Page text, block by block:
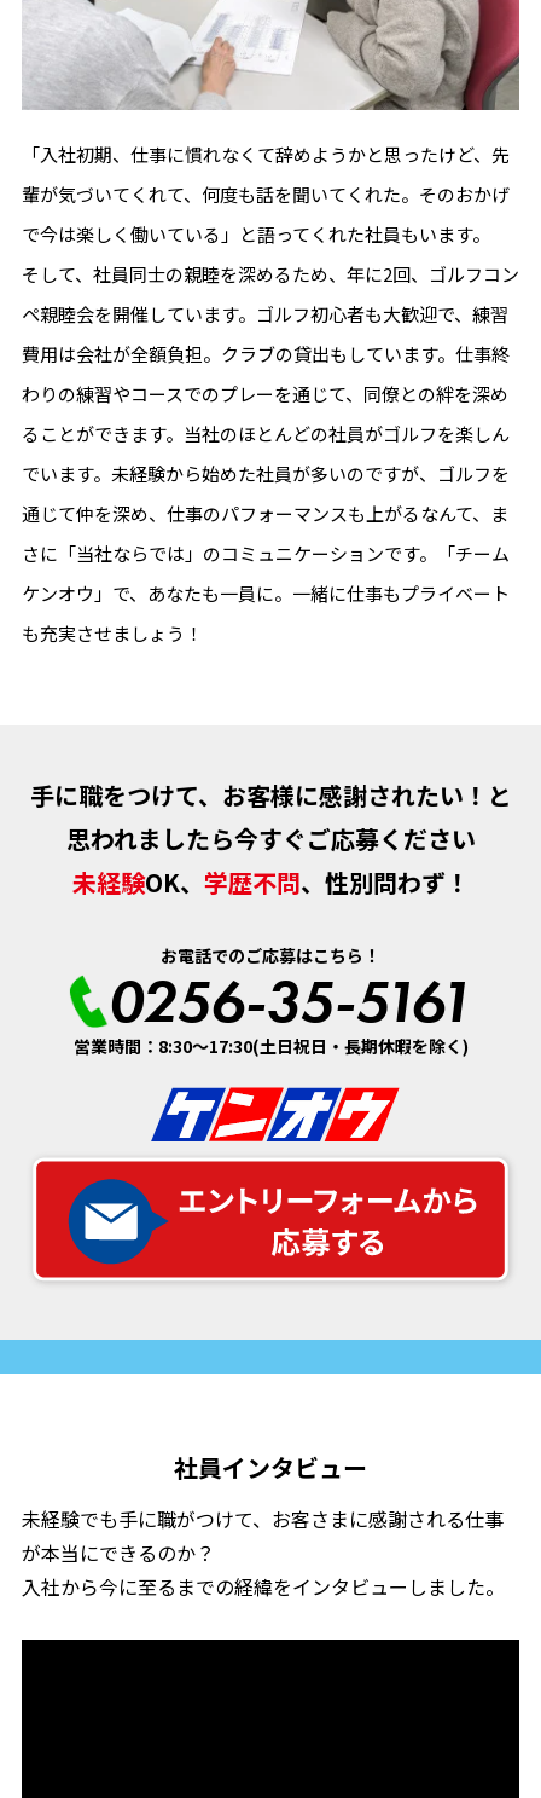
「入社初期、仕事に慣れなくて辞めようかと思ったけど、先
輩が気づいてくれて、何度も話を聞いてくれた。そのおかげ
で今は楽しく働いている」と語ってくれた社員もいます。
そして、社員同士の親睦を深めるため、年に2回、ゴルフコン
ペ親睦会を開催しています。ゴルフ初心者も大歓迎で、練習
費用は会社が全額負担。クラブの貸出もしています。仕事終
わりの練習やコースでのプレーを通じて、同僚との絆を深め
ることができます。当社のほとんどの社員がゴルフを楽しん
でいます。未経験から始めた社員が多いのですが、ゴルフを
通じて仲を深め、仕事のパフォーマンスも上がるなんて、ま
さに「当社ならでは」のコミュニケーションです。「チーム
ケンオウ」で、あなたも一員に。一緒に仕事もプライベート
も充実させましょう！
手に職をつけて、お客様に感謝されたい！と
思われましたら今すぐご応募ください
未経験OK、 学歴不問、性別問わず！
お電話でのご応募はこちら！
0256-35-5161
営業時間：8:30～17:30(土日祝日・長期休暇を除く)
社員インタビュー
未経験でも手に職がつけて、お客さまに感謝される仕事
が本当にできるのか？
入社から今に至るまでの経緯をインタビューしました。